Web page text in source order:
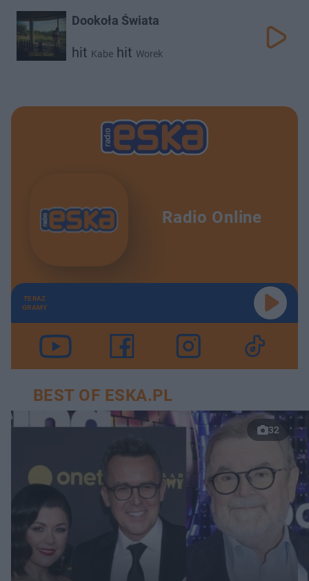
Dookoła Świata
hit Kabe hit Worek
Radio Online
TERAZ
GRAMY
BEST OF ESKA.PL
32